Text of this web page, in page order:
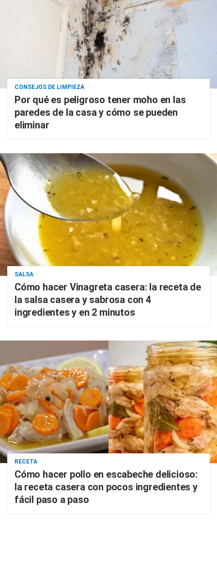
CONSEJOS DE LIMPIEZA
Por qué es peligroso tener moho en las
paredes de la casa y cómo se pueden
eliminar
SALSA
Cómo hacer Vinagreta casera: la receta de
la salsa casera y sabrosa con 4
ingredientes y en 2 minutos
RECETA
Cómo hacer pollo en escabeche delicioso:
la receta casera con pocos ingredientes y
fácil paso a paso